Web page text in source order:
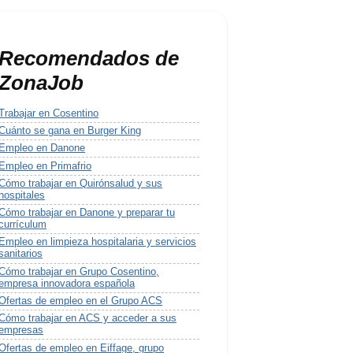
de
en Cosentino
se gana en Burger King
en Danone
en Primafrio
trabajar en Quirónsalud y sus
trabajar en Danone y preparar tu
en limpieza hospitalaria y servicios
trabajar en Grupo Cosentino,
innovadora española
de empleo en el Grupo ACS
trabajar en ACS y acceder a sus
de empleo en Eiffage, grupo